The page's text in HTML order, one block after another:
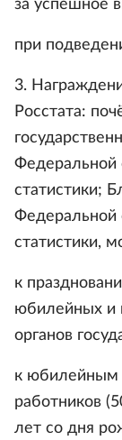
за успешное
при
3.
Росстата:
Федеральной
статистики;
Федеральной
статистики,
к
юбилейных и
органов
к юбилейным
работников
лет со дня